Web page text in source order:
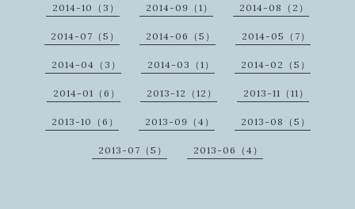
2014-10（3） 2014-09（1） 2014-08（2）
2014-07（5） 2014-06（5） 2014-05（7）
2014-04（3） 2014-03（1） 2014-02（5）
2014-01（6） 2013-12（12） 2013-11（11）
2013-10（6） 2013-09（4） 2013-08（5）
2013-07（5） 2013-06（4）